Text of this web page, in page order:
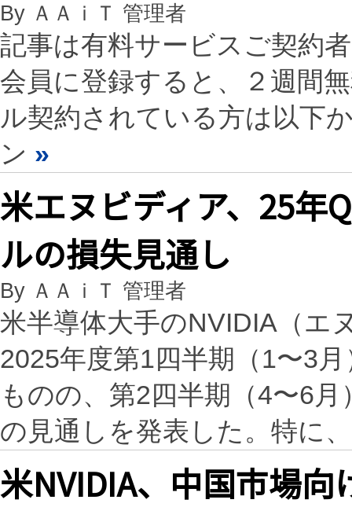
By ＡＡｉＴ 管理者
記事は有料サービスご契約
会員に登録すると、２週間
ル契約されている方は以下
ン »
米エヌビディア、25年
ルの損失見通し
By ＡＡｉＴ 管理者
米半導体大手のNVIDIA（エ
2025年度第1四半期（1〜3
ものの、第2四半期（4〜6
の見通しを発表した。特に
米NVIDIA、中国市場